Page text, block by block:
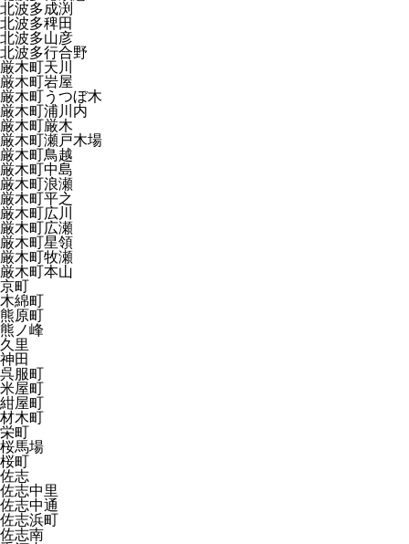
北波多成渕
北波多稗田
北波多山彦
北波多行合野
厳木町天川
厳木町岩屋
厳木町うつぼ木
厳木町浦川内
厳木町厳木
厳木町瀬戸木場
厳木町鳥越
厳木町中島
厳木町浪瀬
厳木町平之
厳木町広川
厳木町広瀬
厳木町星領
厳木町牧瀬
厳木町本山
京町
木綿町
熊原町
熊ノ峰
久里
神田
呉服町
米屋町
紺屋町
材木町
栄町
桜馬場
桜町
佐志
佐志中里
佐志中通
佐志浜町
佐志南